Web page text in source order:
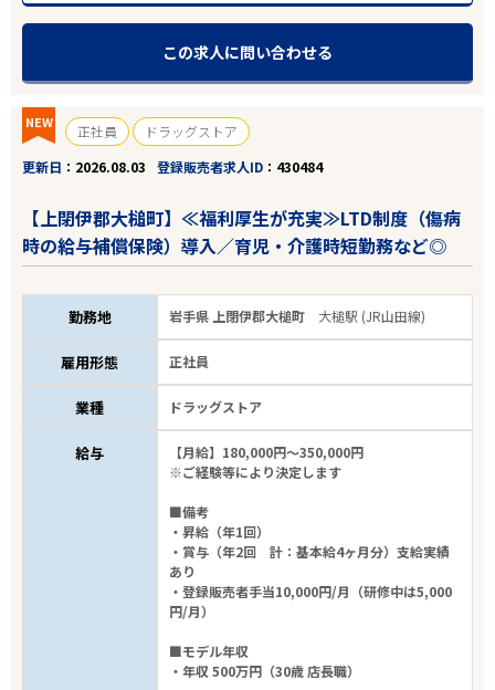
この求人に問い合わせる
NEW 正社員
ドラッグストア
更新日
2026.08.03 登録販売者求人ID 430484
【上閉伊郡大槌町】≪福利厚生が充実≫LTD制度（傷病
時の給与補償保険）導入／育児・介護時短勤務など◎
勤務地 岩手県 上閉伊郡大槌町 大槌駅 (JR山田線)
雇用形態 正社員
業種 ドラッグストア
給与
【月給】180,000円～350,000円
※ご経験等により決定します
■備考
・昇給（年1回）
・賞与（年2回 計：基本給4ヶ月分）支給実績
あり
・登録販売者手当10,000円/月（研修中は5,000
円/月）
■モデル年収
・年収 500万円（30歳 店長職）